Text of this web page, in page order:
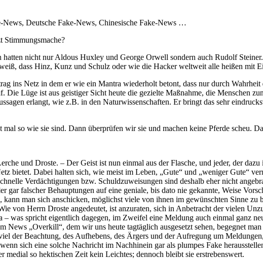
News, Deutsche Fake-News, Chinesische Fake-News …
Stimmungsmache?
hatten nicht nur Aldous Huxley und George Orwell sondern auch Rudolf Steiner.
dass Hinz, Kunz und Schulz oder wie die Hacker weltweit alle heißen mit
ins Netz in dem er wie ein Mantra wiederholt betont, dass nur durch
Die Lüge ist aus geistiger Sicht heute die gezielte Maßnahme, die Menschen
erlangt, wie z.B. in den Naturwissenschaften. Er bringt das sehr
so wie sie sind. Dann überprüfen wir sie und machen keine Pferde scheu.
und Droste. – Der Geist ist nun einmal aus der Flasche, und jeder, der
bietet. Dabei halten sich, wie meist im Leben, „Gute“ und „weniger Gute“
Verdächtigungen bzw. Schuldzuweisungen sind deshalb eher nicht
gar falscher Behauptungen auf eine geniale, bis dato nie gekannte, Weise
man sich anschicken, möglichst viele von ihnen im gewünschten Sinne
von Herrn Droste angedeutet, ist anzuraten, sich in Anbetracht der vielen
was spricht eigentlich dagegen, im Zweifel eine Meldung auch einmal ganz
News „Overkill“, dem wir uns heute tagtäglich ausgesetzt sehen, begegnet
der Beachtung, des Aufhebens, des Ärgers und der Aufregung um
sich eine solche Nachricht im Nachhinein gar als plumpes Fake
medial so hektischen Zeit kein Leichtes; dennoch bleibt sie erstrebenswert.